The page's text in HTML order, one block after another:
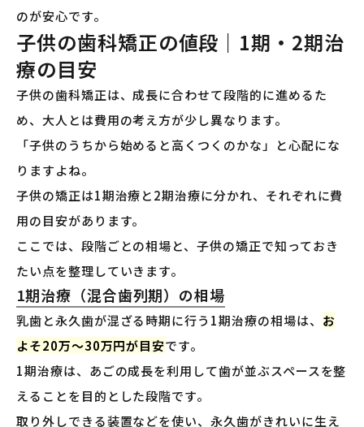
のが安心です。
子供の歯科矯正の値段｜1期・2期治
療の目安
子供の歯科矯正は、成長に合わせて段階的に進めるた
め、大人とは費用の考え方が少し異なります。
「子供のうちから始めると高くつくのかな」と心配にな
りますよね。
子供の矯正は1期治療と2期治療に分かれ、それぞれに費
用の目安があります。
ここでは、段階ごとの相場と、子供の矯正で知っておき
たい点を整理していきます。
1期治療（混合歯列期）の相場
乳歯と永久歯が混ざる時期に行う1期治療の相場は、 お
よそ20万〜30万円が目安です。
1期治療は、あごの成長を利用して歯が並ぶスペースを整
えることを目的とした段階です。
取り外しできる装置などを使い、永久歯がきれいに生え